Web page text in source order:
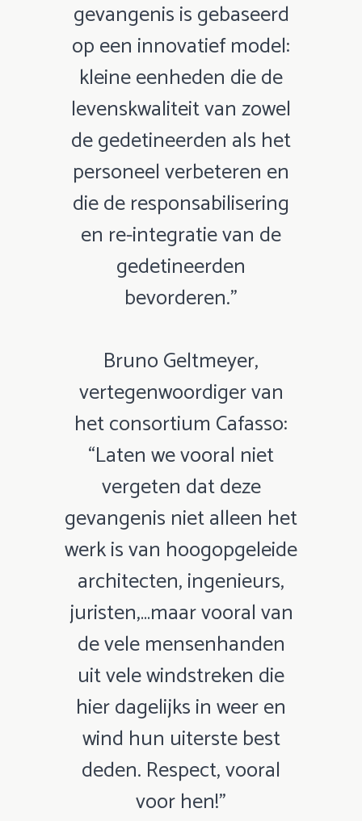
gevangenis is gebaseerd
op een innovatief model:
kleine eenheden die de
levenskwaliteit van zowel
de gedetineerden als het
personeel verbeteren en
die de responsabilisering
en re-integratie van de
gedetineerden
bevorderen.”
Bruno Geltmeyer,
vertegenwoordiger van
het consortium Cafasso:
“Laten we vooral niet
vergeten dat deze
gevangenis niet alleen het
werk is van hoogopgeleide
architecten, ingenieurs,
juristen,…maar vooral van
de vele mensenhanden
uit vele windstreken die
hier dagelijks in weer en
wind hun uiterste best
deden. Respect, vooral
voor hen!”